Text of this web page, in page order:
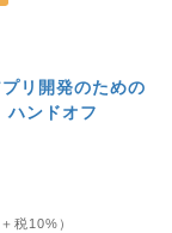
リ開発のための
ハンドオフ
税10%）